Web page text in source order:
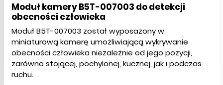
Moduł kamery B5T-007003 do detekcji
obecności człowieka
Moduł B5T-007003 został wyposażony w
miniaturową kamerę umożliwiającą wykrywanie
obecności człowieka niezależnie od jego pozycji,
zarówno stojącej, pochylonej, kucznej, jak i podczas
ruchu.